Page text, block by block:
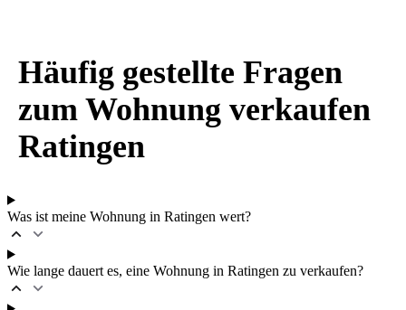
Häufig gestellte Fragen
zum Wohnung verkaufen
Ratingen
Was ist meine Wohnung in Ratingen wert?
Wie lange dauert es, eine Wohnung in Ratingen zu verkaufen?